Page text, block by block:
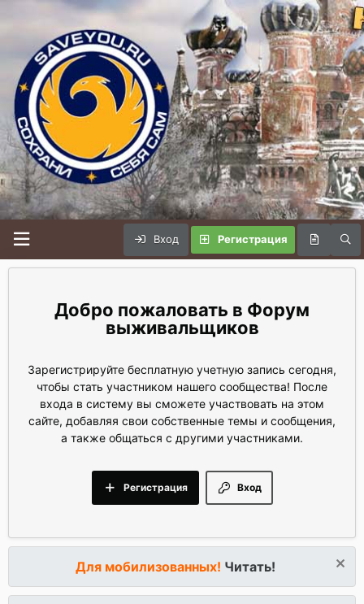
Вход Регистрация
Форум
выживальщиков
Зарегистрируйте бесплатную учетную запись сегодня,
чтобы стать участником нашего сообщества! После
входа в систему вы сможете участвовать на этом
сайте, добавляя свои собственные темы и сообщения,
а также общаться с другими участниками.
Вход
Регистрация
Для мобилизованных! Читать!